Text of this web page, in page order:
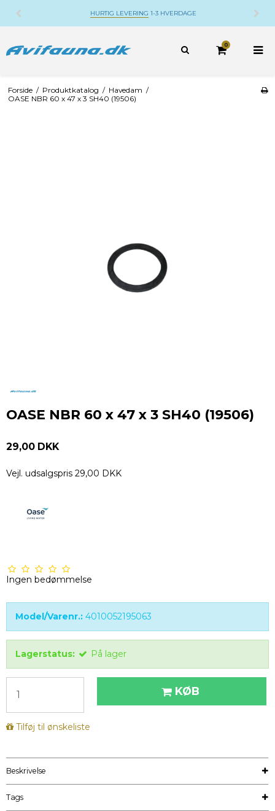
HURTIG LEVERING 1-3 HVERDAGE
0
Forside / Produktkatalog / Havedam /
OASE NBR 60 x 47 x 3 SH40 (19506)
OASE NBR 60 x 47 x 3 SH40 (19506)
29,00 DKK
Vejl. udsalgspris 29,00 DKK
Ingen bedømmelse
Model/Varenr.: 4010052195063
Lagerstatus: På lager
KØB
Tilføj til ønskeliste
Beskrivelse
Tags